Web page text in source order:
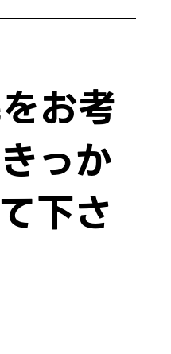
お考
っか
下さ